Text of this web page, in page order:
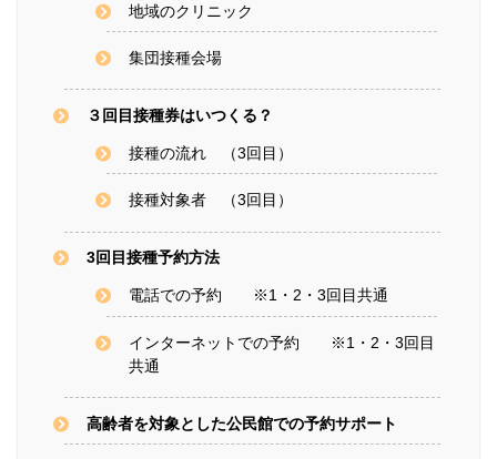
地域のクリニック
集団接種会場
３回目接種券はいつくる？
接種の流れ （3回目）
接種対象者 （3回目）
3回目接種予約方法
電話での予約 ※1・2・3回目共通
インターネットでの予約 ※1・2・3回目
共通
高齢者を対象とした公民館での予約サポート